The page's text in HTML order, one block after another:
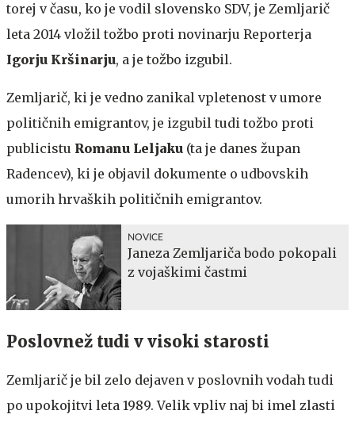
torej v času, ko je vodil slovensko SDV, je Zemljarič
leta 2014 vložil tožbo proti novinarju Reporterja
Igorju Kršinarju, a je tožbo izgubil.
Zemljarič, ki je vedno zanikal vpletenost v umore
političnih emigrantov, je izgubil tudi tožbo proti
publicistu Romanu Leljaku (ta je danes župan
Radencev), ki je objavil dokumente o udbovskih
umorih hrvaških političnih emigrantov.
NOVICE
Janeza Zemljariča bodo pokopali
z vojaškimi častmi
Poslovnež tudi v visoki starosti
Zemljarič je bil zelo dejaven v poslovnih vodah tudi
po upokojitvi leta 1989. Velik vpliv naj bi imel zlasti